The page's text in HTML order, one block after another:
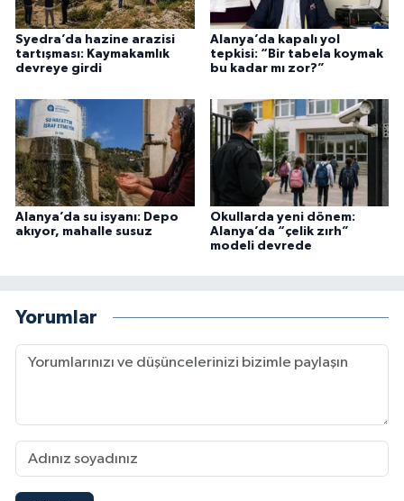
Syedra’da hazine arazisi
tartışması: Kaymakamlık
devreye girdi
Alanya’da kapalı yol
tepkisi: “Bir tabela koymak
bu kadar mı zor?”
Alanya’da su isyanı: Depo
akıyor, mahalle susuz
Okullarda yeni dönem:
Alanya’da “çelik zırh”
modeli devrede
Yorumlar